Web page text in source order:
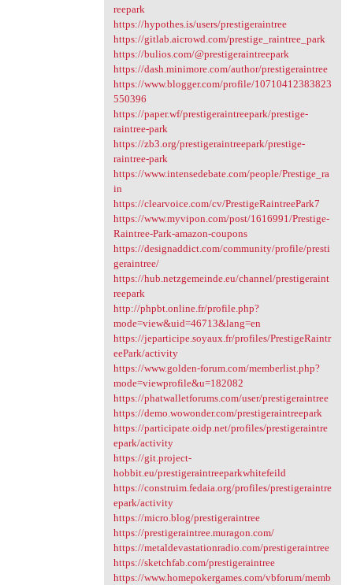
reepark
https://hypothes.is/users/prestigeraintree
https://gitlab.aicrowd.com/prestige_raintree_park
https://bulios.com/@prestigeraintreepark
https://dash.minimore.com/author/prestigeraintree
https://www.blogger.com/profile/10710412383823
550396
https://paper.wf/prestigeraintreepark/prestige-
raintree-park
https://zb3.org/prestigeraintreepark/prestige-
raintree-park
https://www.intensedebate.com/people/Prestige_ra
in
https://clearvoice.com/cv/PrestigeRaintreePark7
https://www.myvipon.com/post/1616991/Prestige-
Raintree-Park-amazon-coupons
https://designaddict.com/community/profile/presti
geraintree/
https://hub.netzgemeinde.eu/channel/prestigeraint
reepark
http://phpbt.online.fr/profile.php?
mode=view&uid=46713&lang=en
https://jeparticipe.soyaux.fr/profiles/PrestigeRaintr
eePark/activity
https://www.golden-forum.com/memberlist.php?
mode=viewprofile&u=182082
https://phatwalletforums.com/user/prestigeraintree
https://demo.wowonder.com/prestigeraintreepark
https://participate.oidp.net/profiles/prestigeraintre
epark/activity
https://git.project-
hobbit.eu/prestigeraintreeparkwhitefeild
https://construim.fedaia.org/profiles/prestigeraintre
epark/activity
https://micro.blog/prestigeraintree
https://prestigeraintree.muragon.com/
https://metaldevastationradio.com/prestigeraintree
https://sketchfab.com/prestigeraintree
https://www.homepokergames.com/vbforum/memb